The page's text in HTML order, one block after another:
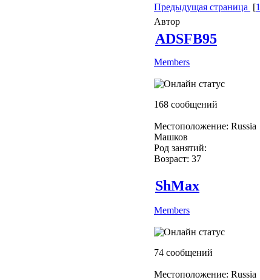
Предыдущая страница [1
Автор
ADSFB95
Members
168 сообщений
Местоположение: Russia
Машков
Род занятий:
Возраст: 37
ShMax
Members
74 сообщений
Местоположение: Russia